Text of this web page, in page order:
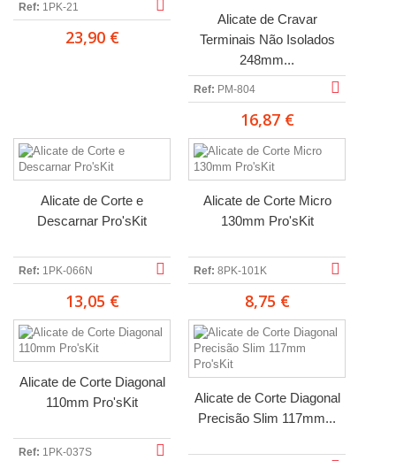
Ref: 1PK-21
23,90 €
Alicate de Cravar
Terminais Não Isolados
248mm...
Ref: PM-804
16,87 €
Alicate de Corte e
Descarnar Pro'sKit
Ref: 1PK-066N
13,05 €
Alicate de Corte Micro
130mm Pro'sKit
Ref: 8PK-101K
8,75 €
Alicate de Corte Diagonal
110mm Pro'sKit
Ref: 1PK-037S
Alicate de Corte Diagonal
Precisão Slim 117mm...